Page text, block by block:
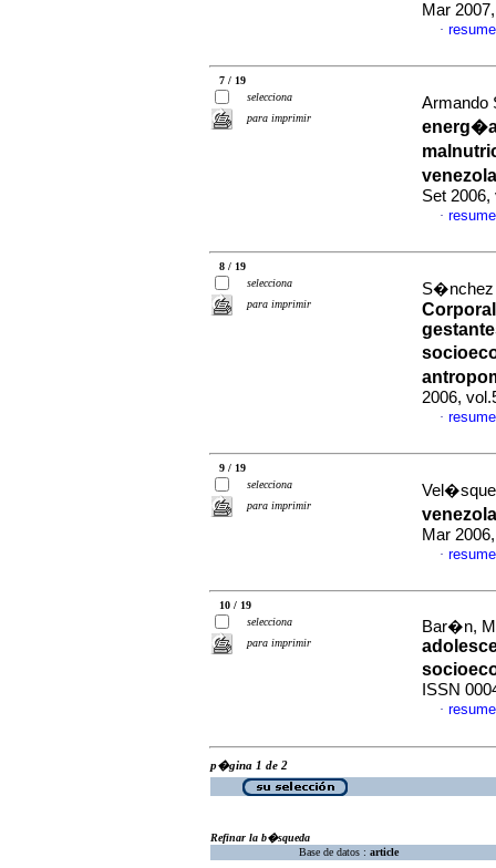
Mar
·
7 / 19
selecciona
para imprimir
Armando
Set 2006,
·
8 / 19
selecciona
para imprimir
S�nchez
2006,
·
9 / 19
selecciona
para imprimir
Mar
·
10 / 19
selecciona
para imprimir
Bar�n,
ISSN
·
p�gina 1 de 2
Refinar la b�squeda
Base de datos : article